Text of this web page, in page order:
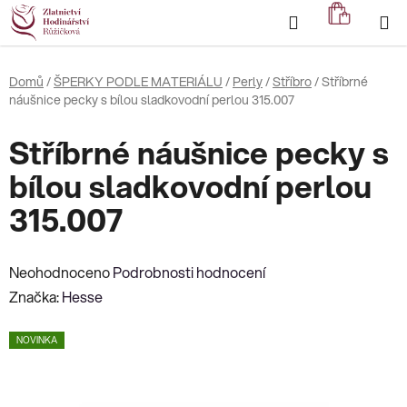
Přejít
na
obsah
Hledat
KOŠÍK
Domů /ŠPERKY PODLE MATERIÁLU / Perly/Stříbro/Stříbrné
náušnice pecky s bílou sladkovodní perlou 315.007
Stříbrné náušnice pecky s
bílou sladkovodní perlou
315.007
Průměrné
hodnocení
je
NeohodnocenoPodrobnosti hodnocení
Značka:Hesse
NOVINKA